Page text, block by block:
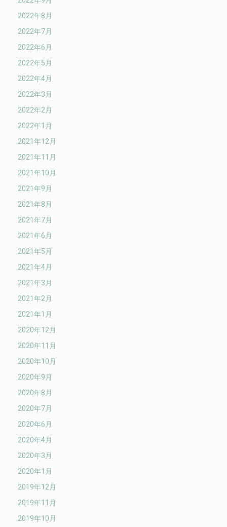
2022年8月
2022年7月
2022年6月
2022年5月
2022年4月
2022年3月
2022年2月
2022年1月
2021年12月
2021年11月
2021年10月
2021年9月
2021年8月
2021年7月
2021年6月
2021年5月
2021年4月
2021年3月
2021年2月
2021年1月
2020年12月
2020年11月
2020年10月
2020年9月
2020年8月
2020年7月
2020年6月
2020年4月
2020年3月
2020年1月
2019年12月
2019年11月
2019年10月